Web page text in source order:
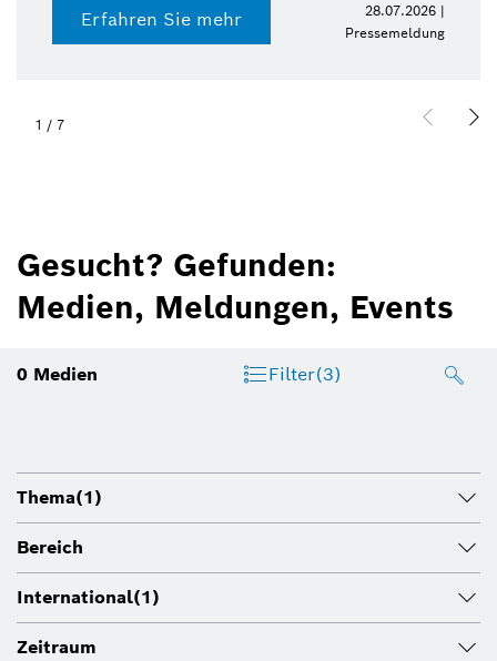
Erfahren Sie mehr
28.07.2026 |
Pressemeldung
1 / 7
Gesucht? Gefunden:
Medien, Meldungen, Events
0 Medien Filter(3)
Thema(1)
Bereich
International(1)
Zeitraum